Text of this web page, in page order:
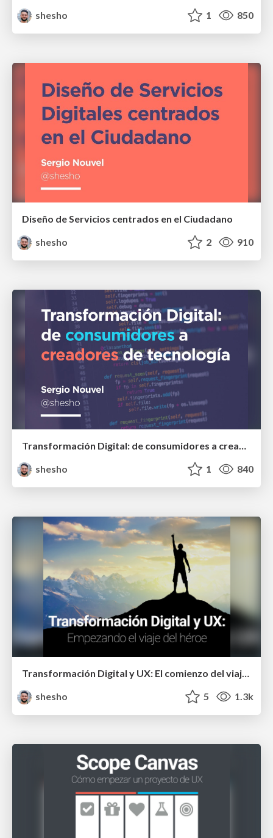
shesho
1 850
Diseño de Servicios centrados en el Ciudadano
shesho
2 910
Transformación Digital: de consumidores a creadores de tecnología
shesho
1 840
Transformación Digital y UX: El comienzo del viaje del héroe
shesho
5 1.3k